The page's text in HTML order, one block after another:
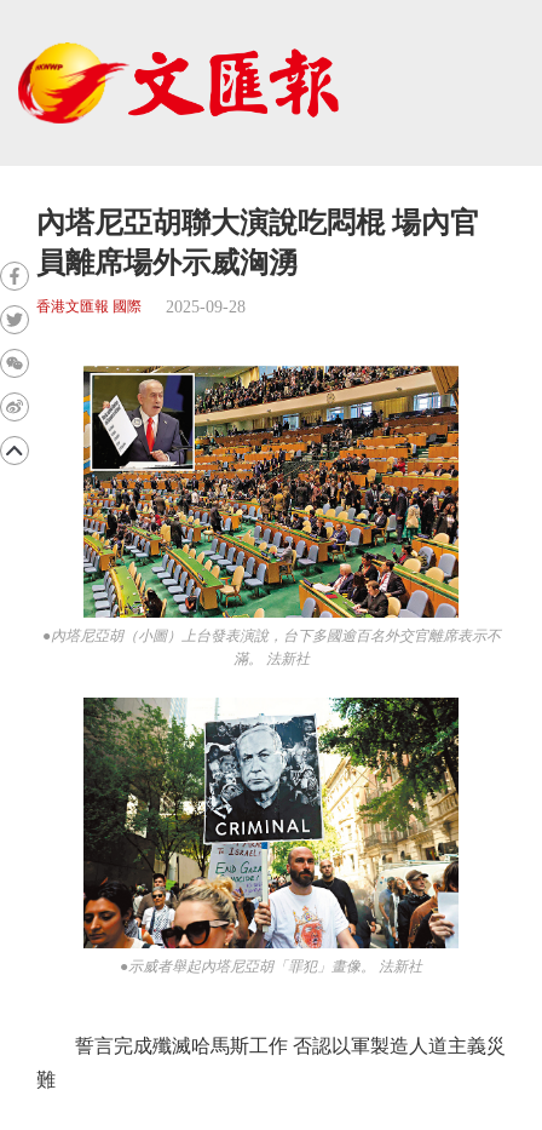
內塔尼亞胡聯大演說吃悶棍 場內官
員離席場外示威洶湧
香港文匯報 國際 2025-09-28
●內塔尼亞胡（小圖）上台發表演說，台下多國逾百名外交官離席表示不
滿。 法新社
●示威者舉起內塔尼亞胡「罪犯」畫像。 法新社
誓言完成殲滅哈馬斯工作 否認以軍製造人道主義災
難